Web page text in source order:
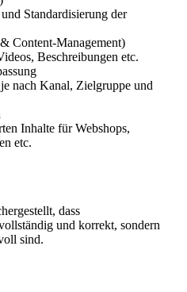
Standardisierung der
Content-Management)
Beschreibungen etc.
nach Kanal, Zielgruppe und
Inhalte für Webshops,
etc.
dass
und korrekt, sondern
sind.